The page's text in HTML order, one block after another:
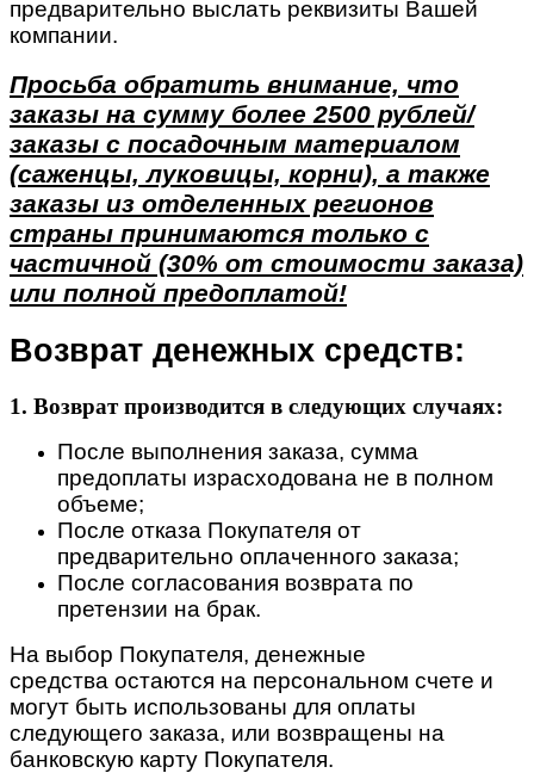
предварительно выслать реквизиты Вашей
компании.
Просьба обратить внимание, что
заказы на сумму более 2500 рублей/
заказы с посадочным материалом
(саженцы, луковицы, корни), а также
заказы из отделенных регионов
страны принимаются только с
частичной (30% от стоимости заказа)
или полной предоплатой!
Возврат денежных средств:
1. Возврат производится в следующих случаях:
После выполнения заказа, сумма
предоплаты израсходована не в полном
объеме;
После отказа Покупателя от
предварительно оплаченного заказа;
После согласования возврата по
претензии на брак.
На выбор Покупателя, денежные
средства остаются на персональном счете и
могут быть использованы для оплаты
следующего заказа, или возвращены на
банковскую карту Покупателя.